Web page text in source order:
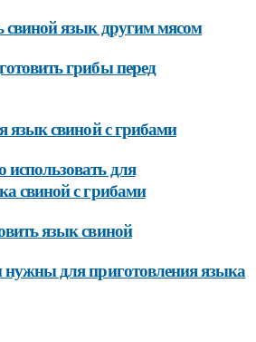
язык другим мясом
грибы перед
язык свиной с грибами
для
свиной с грибами
язык свиной
для приготовления языка